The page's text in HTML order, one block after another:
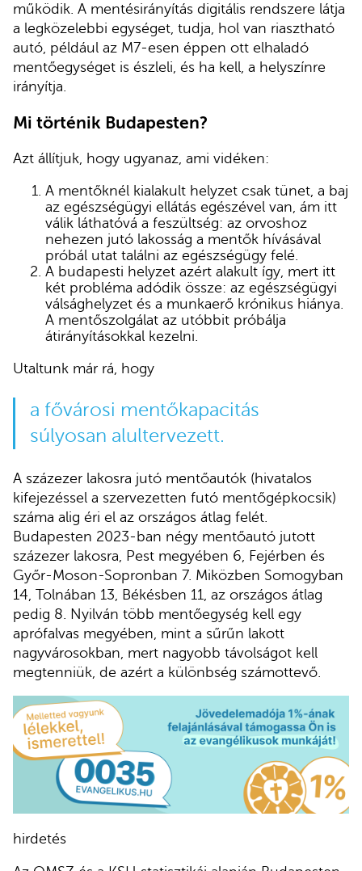
működik. A mentésirányítás digitális rendszere látja
a legközelebbi egységet, tudja, hol van riasztható
autó, például az M7-esen éppen ott elhaladó
mentőegységet is észleli, és ha kell, a helyszínre
irányítja.
Mi történik Budapesten?
Azt állítjuk, hogy ugyanaz, ami vidéken:
A mentőknél kialakult helyzet csak tünet, a baj
az egészségügyi ellátás egészével van, ám itt
válik láthatóvá a feszültség: az orvoshoz
nehezen jutó lakosság a mentők hívásával
próbál utat találni az egészségügy felé.
A budapesti helyzet azért alakult így, mert itt
két probléma adódik össze: az egészségügyi
válsághelyzet és a munkaerő krónikus hiánya.
A mentőszolgálat az utóbbit próbálja
átirányításokkal kezelni.
Utaltunk már rá, hogy
a fővárosi mentőkapacitás
súlyosan alultervezett.
A százezer lakosra jutó mentőautók (hivatalos
kifejezéssel a szervezetten futó mentőgépkocsik)
száma alig éri el az országos átlag felét.
Budapesten 2023-ban négy mentőautó jutott
százezer lakosra, Pest megyében 6, Fejérben és
Győr-Moson-Sopronban 7. Miközben Somogyban
14, Tolnában 13, Békésben 11, az országos átlag
pedig 8. Nyilván több mentőegység kell egy
aprófalvas megyében, mint a sűrűn lakott
nagyvárosokban, mert nagyobb távolságot kell
megtenniük, de azért a különbség számottevő.
hirdetés